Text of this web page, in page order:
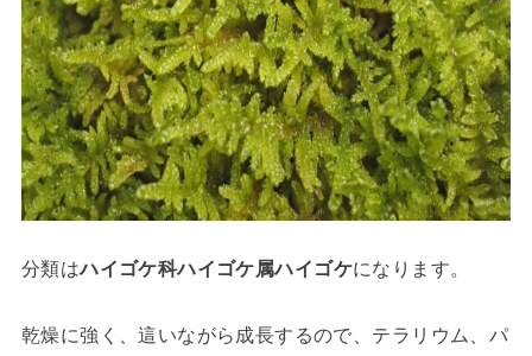
分類はハイゴケ科ハイゴケ属ハイゴケになります。
乾燥に強く、這いながら成長するので、テラリウム、パ